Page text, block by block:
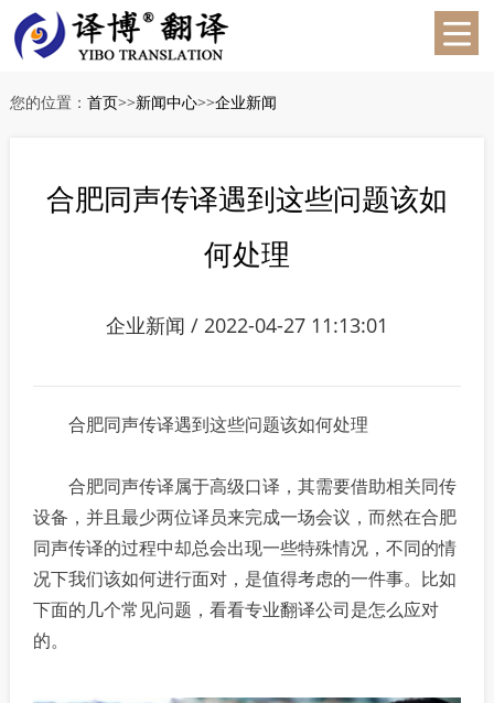
您的位置： 首页>>新闻中心>>企业新闻
合肥同声传译遇到这些问题该如
何处理
企业新闻 / 2022-04-27 11:13:01
合肥同声传译遇到这些问题该如何处理
合肥同声传译属于高级口译，其需要借助相关同传
设备，并且最少两位译员来完成一场会议，而然在合肥
同声传译的过程中却总会出现一些特殊情况，不同的情
况下我们该如何进行面对，是值得考虑的一件事。比如
下面的几个常见问题，看看专业翻译公司是怎么应对
的。